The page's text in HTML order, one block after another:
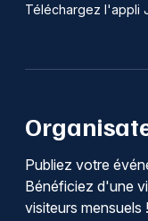
Téléchargez l'appli
Publiez votre
Bénéficiez d'une
visiteurs mensuels !